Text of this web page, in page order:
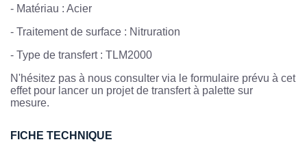
- Matériau : Acier
- Traitement de surface : Nitruration
- Type de transfert : TLM2000
N'hésitez pas à nous consulter via le formulaire prévu à cet
effet pour lancer un projet de transfert à palette sur
mesure.
FICHE TECHNIQUE